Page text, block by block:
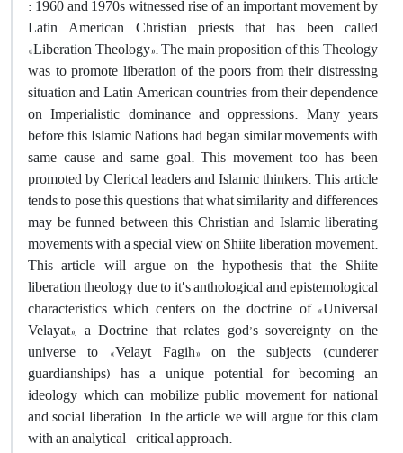
: 1960 and 1970s witnessed rise of an important movement by
Latin American Christian priests that has been called
«Liberation Theology». The main proposition of this Theology
was to promote liberation of the poors from their distressing
situation and Latin American countries from their dependence
on Imperialistic dominance and oppressions. Many years
before this Islamic Nations had began similar movements with
same cause and same goal. This movement too has been
promoted by Clerical leaders and Islamic thinkers. This article
tends to pose this questions that what similarity and differences
may be funned between this Christian and Islamic liberating
movements with a special view on Shiite liberation movement.
This article will argue on the hypothesis that the Shiite
liberation theology due to itʹs anthological and epistemological
characteristics which centers on the doctrine of «Universal
Velayat», a Doctrine that relates god’s sovereignty on the
universe to «Velayt Fagih» on the subjects (cunderer
guardianships) has a unique potential for becoming an
ideology which can mobilize public movement for national
and social liberation. In the article we will argue for this clam
with an analytical- critical approach.